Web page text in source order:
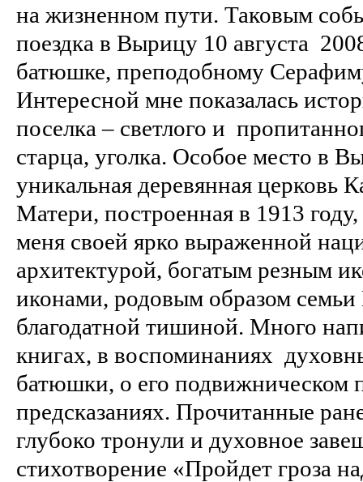
на жизненном пути. Таковым
поездка в Вырицу 10 августа
батюшке, преподобному
Интересной мне показалась
поселка – светлого и
старца, уголка. Особое место в
уникальная деревянная церковь
Матери, построенная в 1913
меня своей ярко выраженной
архитектурой, богатым резным
иконами, родовым образом
благодатной тишиной. Много
книгах, в воспоминаниях
батюшки, о его подвижническом
предсказаниях. Прочитанные
глубоко тронули и духовное
стихотворение «Пройдет гроза